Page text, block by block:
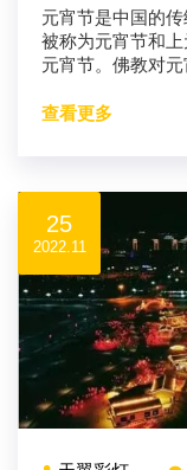
元宵节是中国的
被称为元宵节和
元宵节。佛教对元
查看更多
25
2022.11